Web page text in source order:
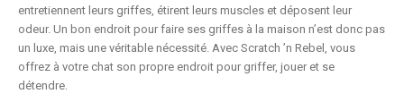
entretiennent leurs griffes, étirent leurs muscles et déposent leur
odeur. Un bon endroit pour faire ses griffes à la maison n’est donc pas
un luxe, mais une véritable nécessité. Avec Scratch ’n Rebel, vous
offrez à votre chat son propre endroit pour griffer, jouer et se
détendre.